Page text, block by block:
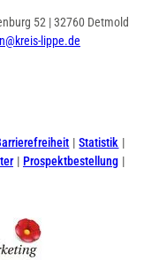
52 | 32760 Detmold
lippe.de
Statistik
Prospektbestellung